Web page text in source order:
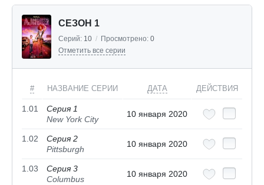
СЕЗОН 1
Серий: 10 / Просмотрено: 0
Отметить все серии
# НАЗВАНИЕ СЕРИИ ДАТА ДЕЙСТВИЯ
1.01
Серия 1
New York City
10 января 2020
1.02
Серия 2
Pittsburgh
10 января 2020
1.03
Серия 3
Columbus
10 января 2020